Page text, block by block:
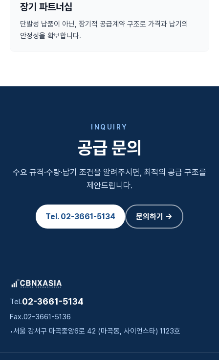
장기 파트너십
단발성 납품이 아닌, 장기적 공급계약 구조로 가격과 납기의
안정성을 확보합니다.
INQUIRY
공급 문의
수요 규격·수량·납기 조건을 알려주시면, 최적의 공급 구조를
제안드립니다.
Tel. 02-3661-5134 문의하기 →
Tel.02-3661-5134
Fax.02-3661-5136
•서울 강서구 마곡중앙6로 42 (마곡동, 사이언스타) 1123호